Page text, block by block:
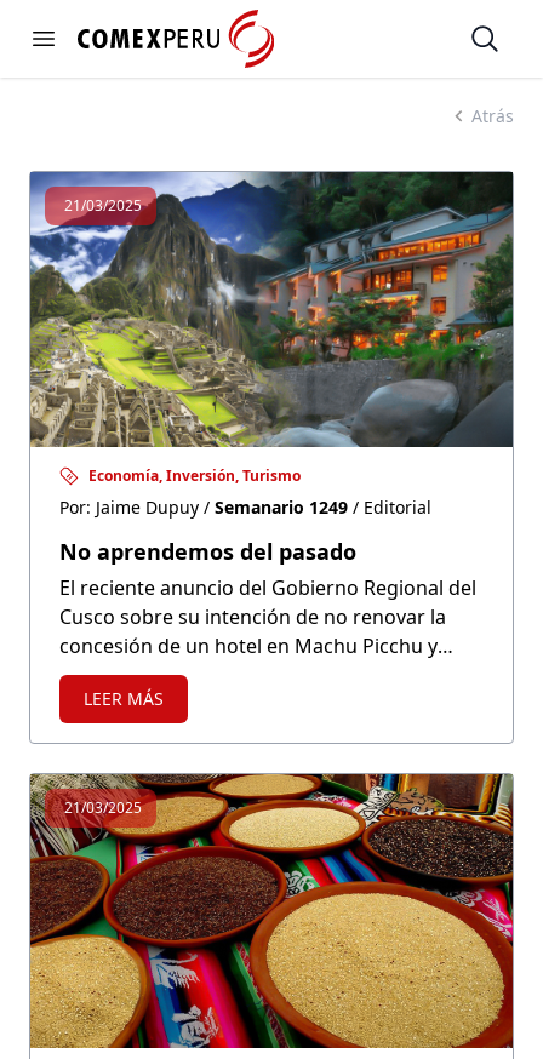
Open menu
https://www.comexperu.org.pe Open
SEMANARIO 1249
Atrás
21/03/2025
Economía, Inversión, Turismo
Por: Jaime Dupuy / Semanario 1249 / Editorial
No aprendemos del pasado
El reciente anuncio del Gobierno Regional del
Cusco sobre su intención de no renovar la
concesión de un hotel en Machu Picchu y
asumir su administración directamente sería
inconstitucional, y ha generado una ola de
preocupación en diversos sectores.
LEER MÁS
21/03/2025